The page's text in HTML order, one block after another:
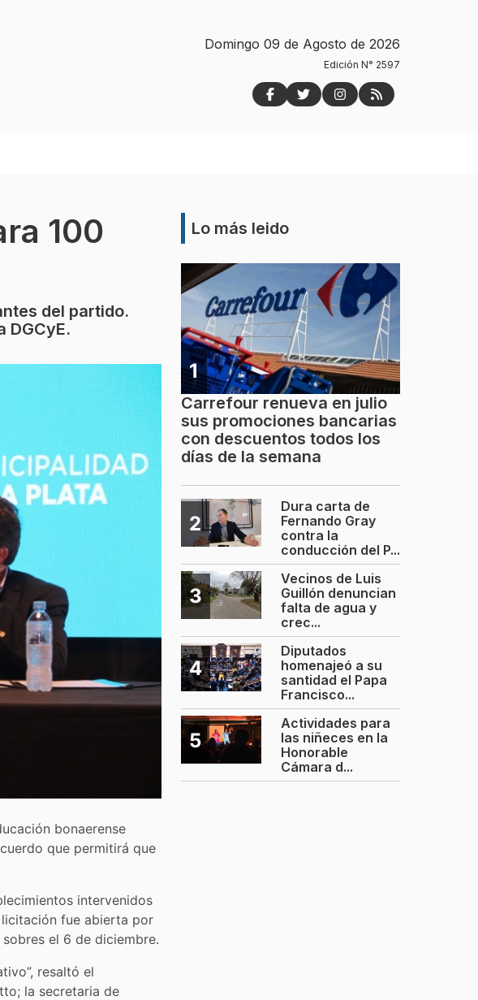
Domingo 09 de Agosto de 2026
Edición N° 2597
100
del partido.
DGCyE.
bonaerense
que permitirá que
intervenidos
fue abierta por
el 6 de diciembre.
resaltó el
la secretaria de
Lo más leido
1
Carrefour renueva en julio
sus promociones bancarias
con descuentos todos los
días de la semana
2
Dura carta de
Fernando Gray
contra la
conducción del P...
3
Vecinos de Luis
Guillón denuncian
falta de agua y
crec...
4
Diputados
homenajeó a su
santidad el Papa
Francisco...
5
Actividades para
las niñeces en la
Honorable
Cámara d...